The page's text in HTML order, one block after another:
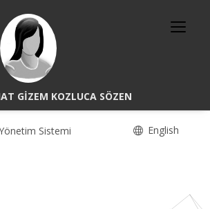
GİZEM KOZLUCA SÖZEN
Sistemi English